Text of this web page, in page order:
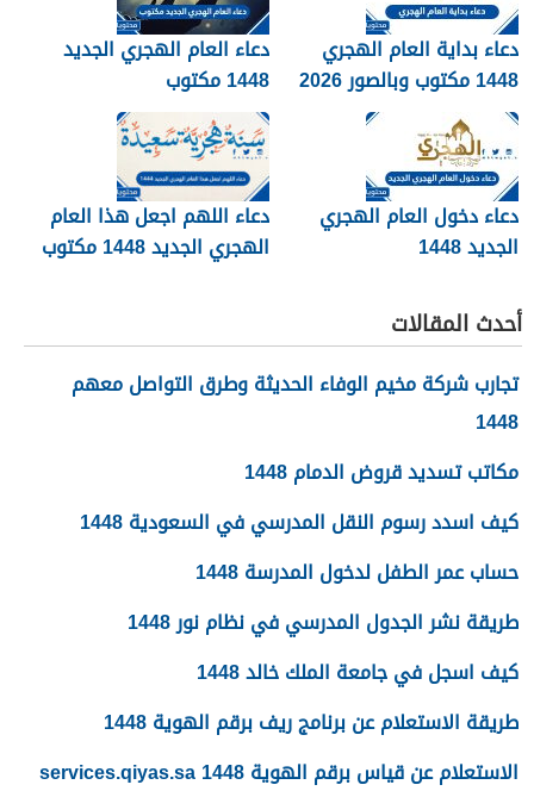
دعاء بداية العام الهجري
1448 مكتوب وبالصور 2026
دعاء العام الهجري الجديد
1448 مكتوب
دعاء دخول العام الهجري
الجديد 1448
دعاء اللهم اجعل هذا العام
الهجري الجديد 1448 مكتوب
أحدث المقالات
تجارب شركة مخيم الوفاء الحديثة وطرق التواصل معهم
1448
مكاتب تسديد قروض الدمام 1448
كيف اسدد رسوم النقل المدرسي في السعودية 1448
حساب عمر الطفل لدخول المدرسة 1448
طريقة نشر الجدول المدرسي في نظام نور 1448
كيف اسجل في جامعة الملك خالد 1448
طريقة الاستعلام عن برنامج ريف برقم الهوية 1448
الاستعلام عن قياس برقم الهوية 1448 services.qiyas.sa